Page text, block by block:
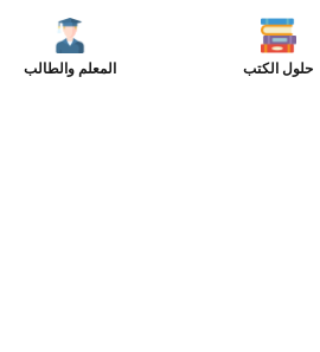
حلول الكتب المعلم والطالب